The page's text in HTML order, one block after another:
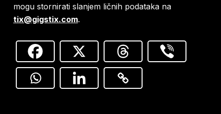
mogu stornirati slanjem ličnih podataka na
tix@gigstix.com.